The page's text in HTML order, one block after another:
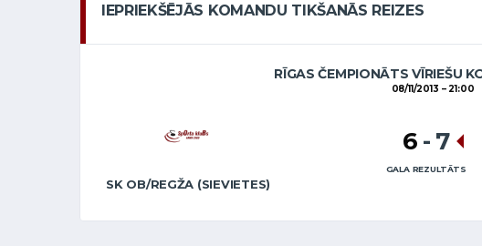
IEPRIEKŠĒJĀS KOMANDU TIKŠANĀS REIZES
RĪGAS ČEMPIONĀTS VĪRIEŠU
08/11/2013 21:00
SK OB/REGŽA (SIEVIETES)
6 - 7
GALA REZULTĀTS